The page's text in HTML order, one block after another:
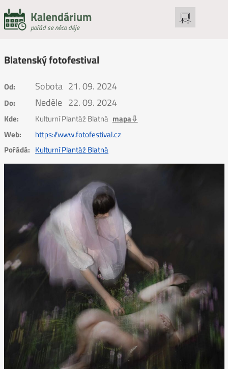
Kalendárium
pořád se něco děje
Blatenský fotofestival
Od: Sobota 21. 09. 2024
Do: Neděle 22. 09. 2024
Kde: Kulturní Plantáž Blatná mapa⇩
Web:
https://www.fotofestival.cz
Pořádá: Kulturní Plantáž Blatná